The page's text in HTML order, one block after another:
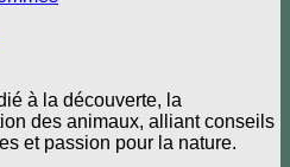
à la découverte, la
des animaux, alliant conseils
et passion pour la nature.